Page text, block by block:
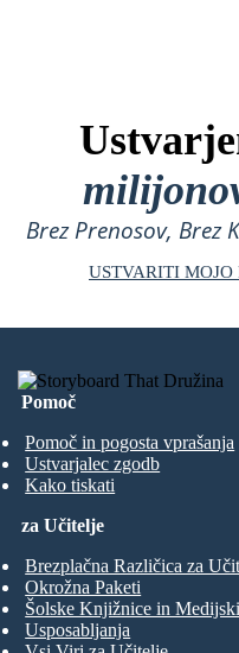
Brez Prenosov, Brez
USTVARITI
Pomoč
Pomoč in pogosta vprašanja
Ustvarjalec zgodb
Kako tiskati
za Učitelje
Brezplačna Različica za
Okrožna Paketi
Šolske Knjižnice in
Usposabljanja